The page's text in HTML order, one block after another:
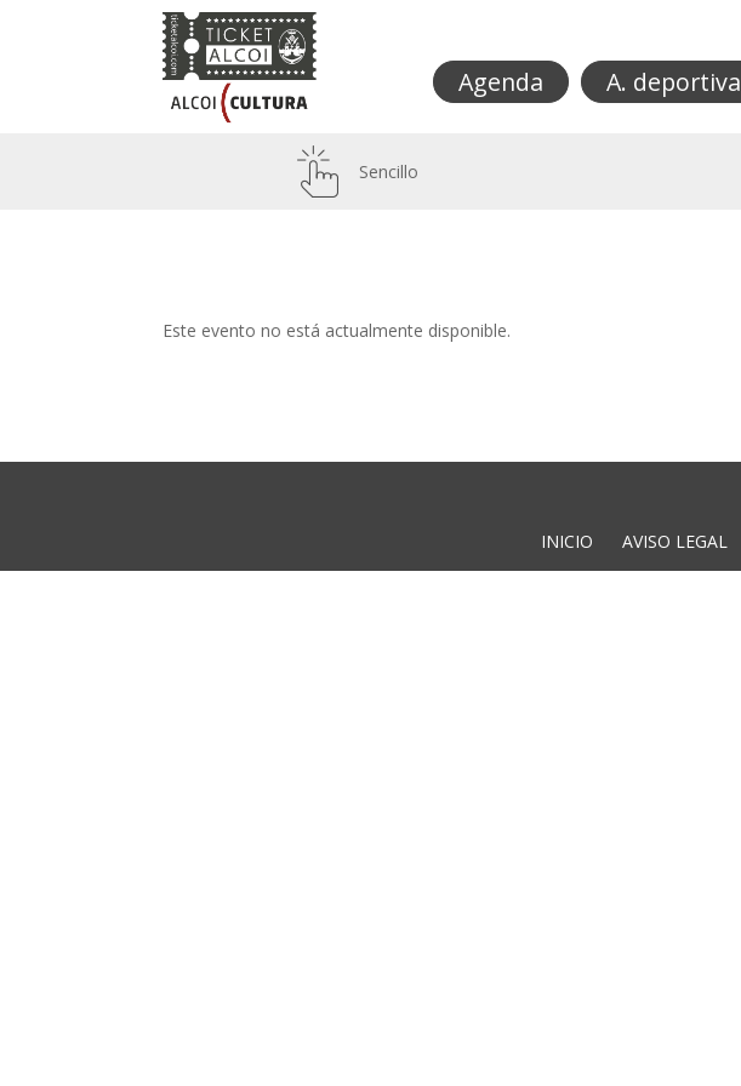
Agenda A. deportiva
Sencillo
Este evento no está actualmente disponible.
INICIO AVISO LEGAL